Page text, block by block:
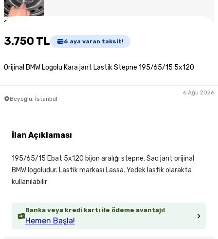
1
3.750 TL 6 aya varan taksit!
Orijinal BMW Logolu Kara jant Lastik Stepne 195/65/15 5x120
Beyoğlu, İstanbul
6 Ağu 2026
Banka veya kredi kartı ile ödeme avantajı!
Hemen Başla!
İlan Açıklaması
195/65/15 Ebat 5x120 bijon aralığı stepne. Sac jant orijinal
BMW logoludur. Lastik markası Lassa. Yedek lastik olarakta
kullanılabilir